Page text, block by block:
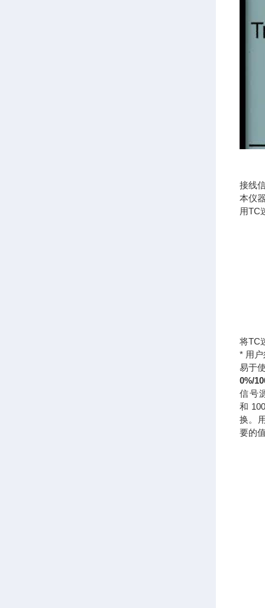
接线
本仪
用TC
将TC
* 用
易于
0%/
信号
和
换。
要的